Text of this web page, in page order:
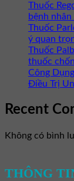
Thuốc
bệnh
Thuốc
ý quan
Thuốc
thuốc
Công
Điều Trị
Recent
Không có bình
THÔNG